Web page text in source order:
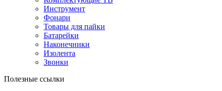
Инструмент
Фонари
Товары для пайки
Батарейки
Наконечники
Изолента
Звонки
Полезные ссылки